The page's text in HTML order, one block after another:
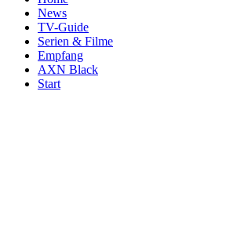
News
TV-Guide
Serien & Filme
Empfang
AXN Black
Start